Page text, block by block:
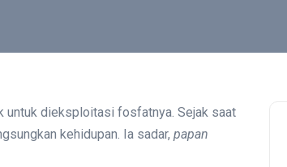
untuk dieksploitasi fosfatnya. Sejak saat
kehidupan. Ia sadar, papan